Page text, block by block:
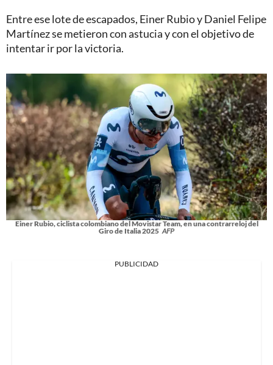
Entre ese lote de escapados, Einer Rubio y Daniel Felipe
Martínez se metieron con astucia y con el objetivo de
intentar ir por la victoria.
Einer Rubio, ciclista colombiano del Movistar Team, en una contrarreloj del
Giro de Italia 2025 AFP
PUBLICIDAD